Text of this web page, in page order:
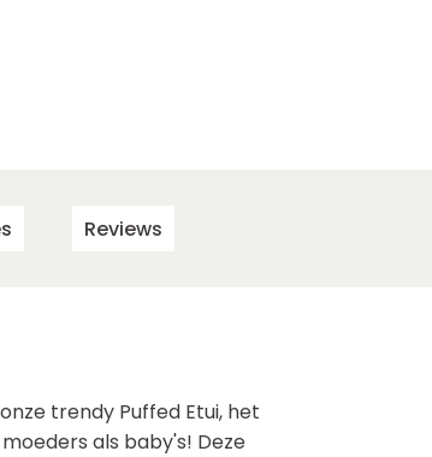
Reviews
trendy Puffed Etui, het
als baby's! Deze